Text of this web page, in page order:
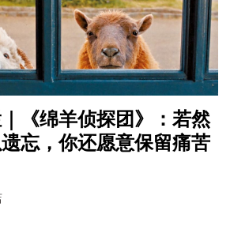
《绵羊侦探团》：若然
忘，你还愿意保留痛苦